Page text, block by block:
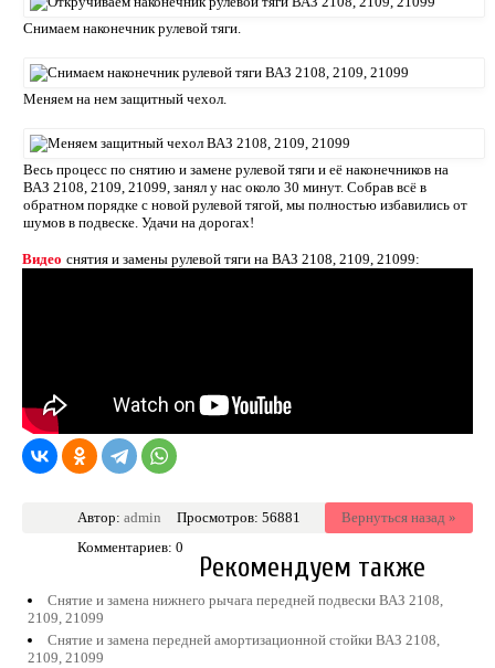
Снимаем наконечник рулевой тяги.
Меняем на нем защитный чехол.
Весь процесс по снятию и замене рулевой тяги и её наконечников на
ВАЗ 2108, 2109, 21099, занял у нас около 30 минут. Собрав всё в
обратном порядке с новой рулевой тягой, мы полностью избавились от
шумов в подвеске. Удачи на дорогах!
Видео снятия и замены рулевой тяги на ВАЗ 2108, 2109, 21099:
Вернуться назад »
Автор: admin
Просмотров: 56881
Комментариев: 0
Рекомендуем также
Снятие и замена нижнего рычага передней подвески ВАЗ 2108,
2109, 21099
Снятие и замена передней амортизационной стойки ВАЗ 2108,
2109, 21099